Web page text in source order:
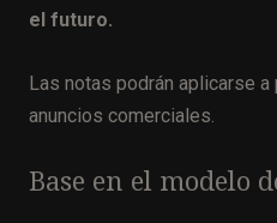
el futuro.
Las notas podrán aplicarse
anuncios comerciales.
Base en el modelo